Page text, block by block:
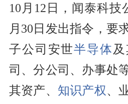
10月12日，闻泰科技
月30日发出指令，要
子公司安世半导体
司、分公司、办事处
其资产、 知识产权、